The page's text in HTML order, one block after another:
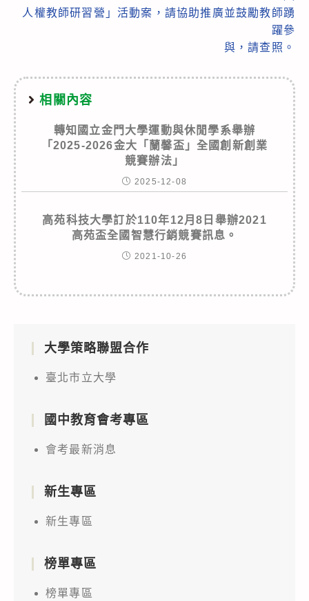
人權教師研習營」活動案，請協助推廣並鼓勵教師踴
躍參
與，請查照。
相關內容
轉知國立金門大學運動與休閒學系舉辦
「2025-2026金大「蘭馨盃」全國創新創業
競賽辦法」
2025-12-08
高苑科技大學訂於110年12月8日舉辦2021
高苑盃全國智慧行銷競賽訊息。
2021-10-26
大學策略聯盟合作
臺北市立大學
國中教育會考專區
會考最新消息
新生專區
新生專區
榜單專區
榜單專區